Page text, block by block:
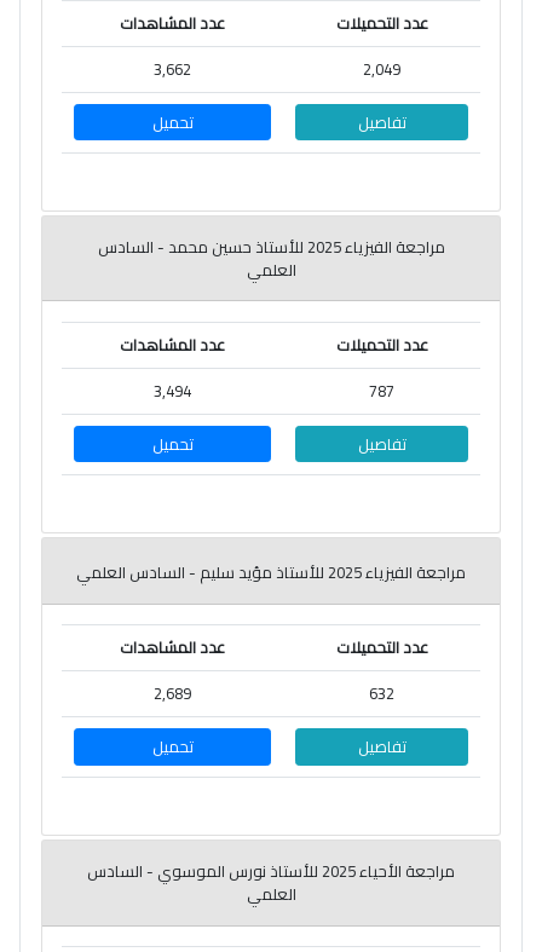
عدد التحميلات
عدد المشاهدات
2,049
3,662
تفاصيل
تحميل
مراجعة الفيزياء 2025 للأستاذ حسين محمد - السادس
العلمي
عدد التحميلات
عدد المشاهدات
787
3,494
تفاصيل
تحميل
مراجعة الفيزياء 2025 للأستاذ مؤيد سليم - السادس العلمي
عدد التحميلات
عدد المشاهدات
632
2,689
تفاصيل
تحميل
مراجعة الأحياء 2025 للأستاذ نورس الموسوي - السادس
العلمي